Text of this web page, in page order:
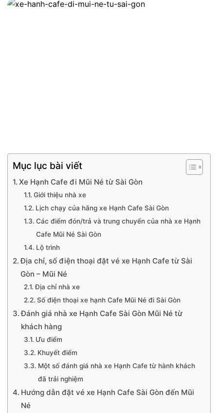
Mục lục bài viết
Xe Hạnh Cafe đi Mũi Né từ Sài Gòn
Giới thiệu nhà xe
Lịch chạy của hãng xe Hạnh Cafe Sài Gòn
Các điểm đón/trả và trung chuyển của nhà xe Hạnh
Cafe Mũi Né Sài Gòn
Lộ trình
Địa chỉ, số điện thoại đặt vé xe Hạnh Cafe từ Sài
Gòn – Mũi Né
Địa chỉ nhà xe
Số điện thoại xe hạnh Cafe Mũi Né đi Sài Gòn
Đánh giá nhà xe Hạnh Cafe Sài Gòn Mũi Né từ
khách hàng
Ưu điểm
Khuyết điểm
Một số đánh giá nhà xe Hạnh Cafe từ hành khách
đã trải nghiệm
Hướng dẫn đặt vé xe Hạnh Cafe Sài Gòn đến Mũi
Né